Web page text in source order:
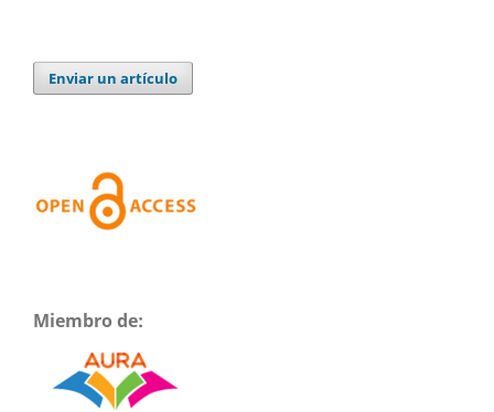
Enviar un artículo
Miembro de: